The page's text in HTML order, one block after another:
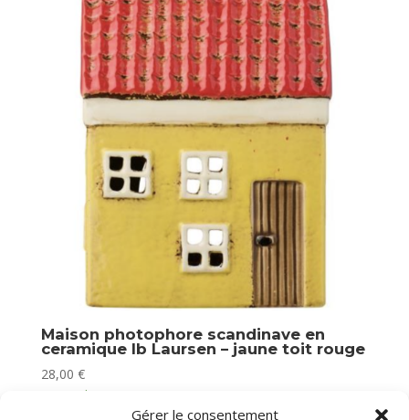
Gérer le consentement
Maison photophore scandinave en
ceramique Ib Laursen – jaune toit rouge
28,00 €
En stock